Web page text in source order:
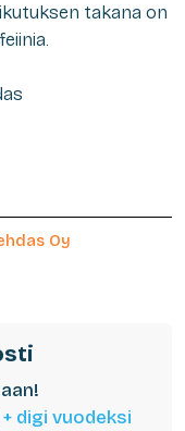
takana on
Oy
digi vuodeksi